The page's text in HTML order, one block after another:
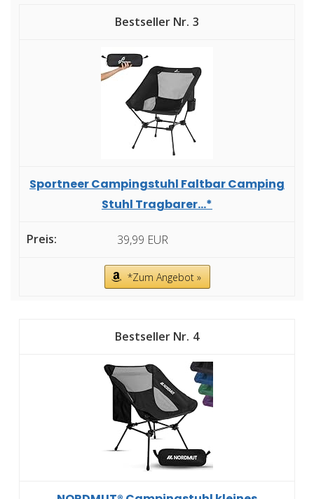
3
Sportneer Campingstuhl Faltbar Camping
Stuhl Tragbarer...*
39,99 EUR
*Zum Angebot »
4